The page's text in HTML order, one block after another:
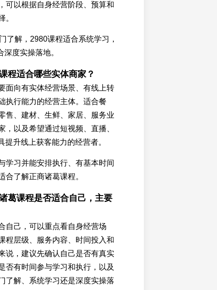
可以根据自身经营阶段、预算和
。
了解，2980课程适合系统学习，
度实操落地。
程适合哪些实体商家？
面向有实体经营场景、有线上转
执行能力的经营主体。适合餐
售、建材、生鲜、家居、服务业
，以及希望通过短视频、直播、
提升线上获客能力的经营者。
学习并能安排执行、有基本时间
合了解正商诸葛课程。
葛课程是否适合自己，主要
自己，可以重点看自身经营场
程层级、服务内容、时间投入和
说，建议先确认自己是否有真实
否有时间参与学习和执行，以及
了解、系统学习还是深度实操落